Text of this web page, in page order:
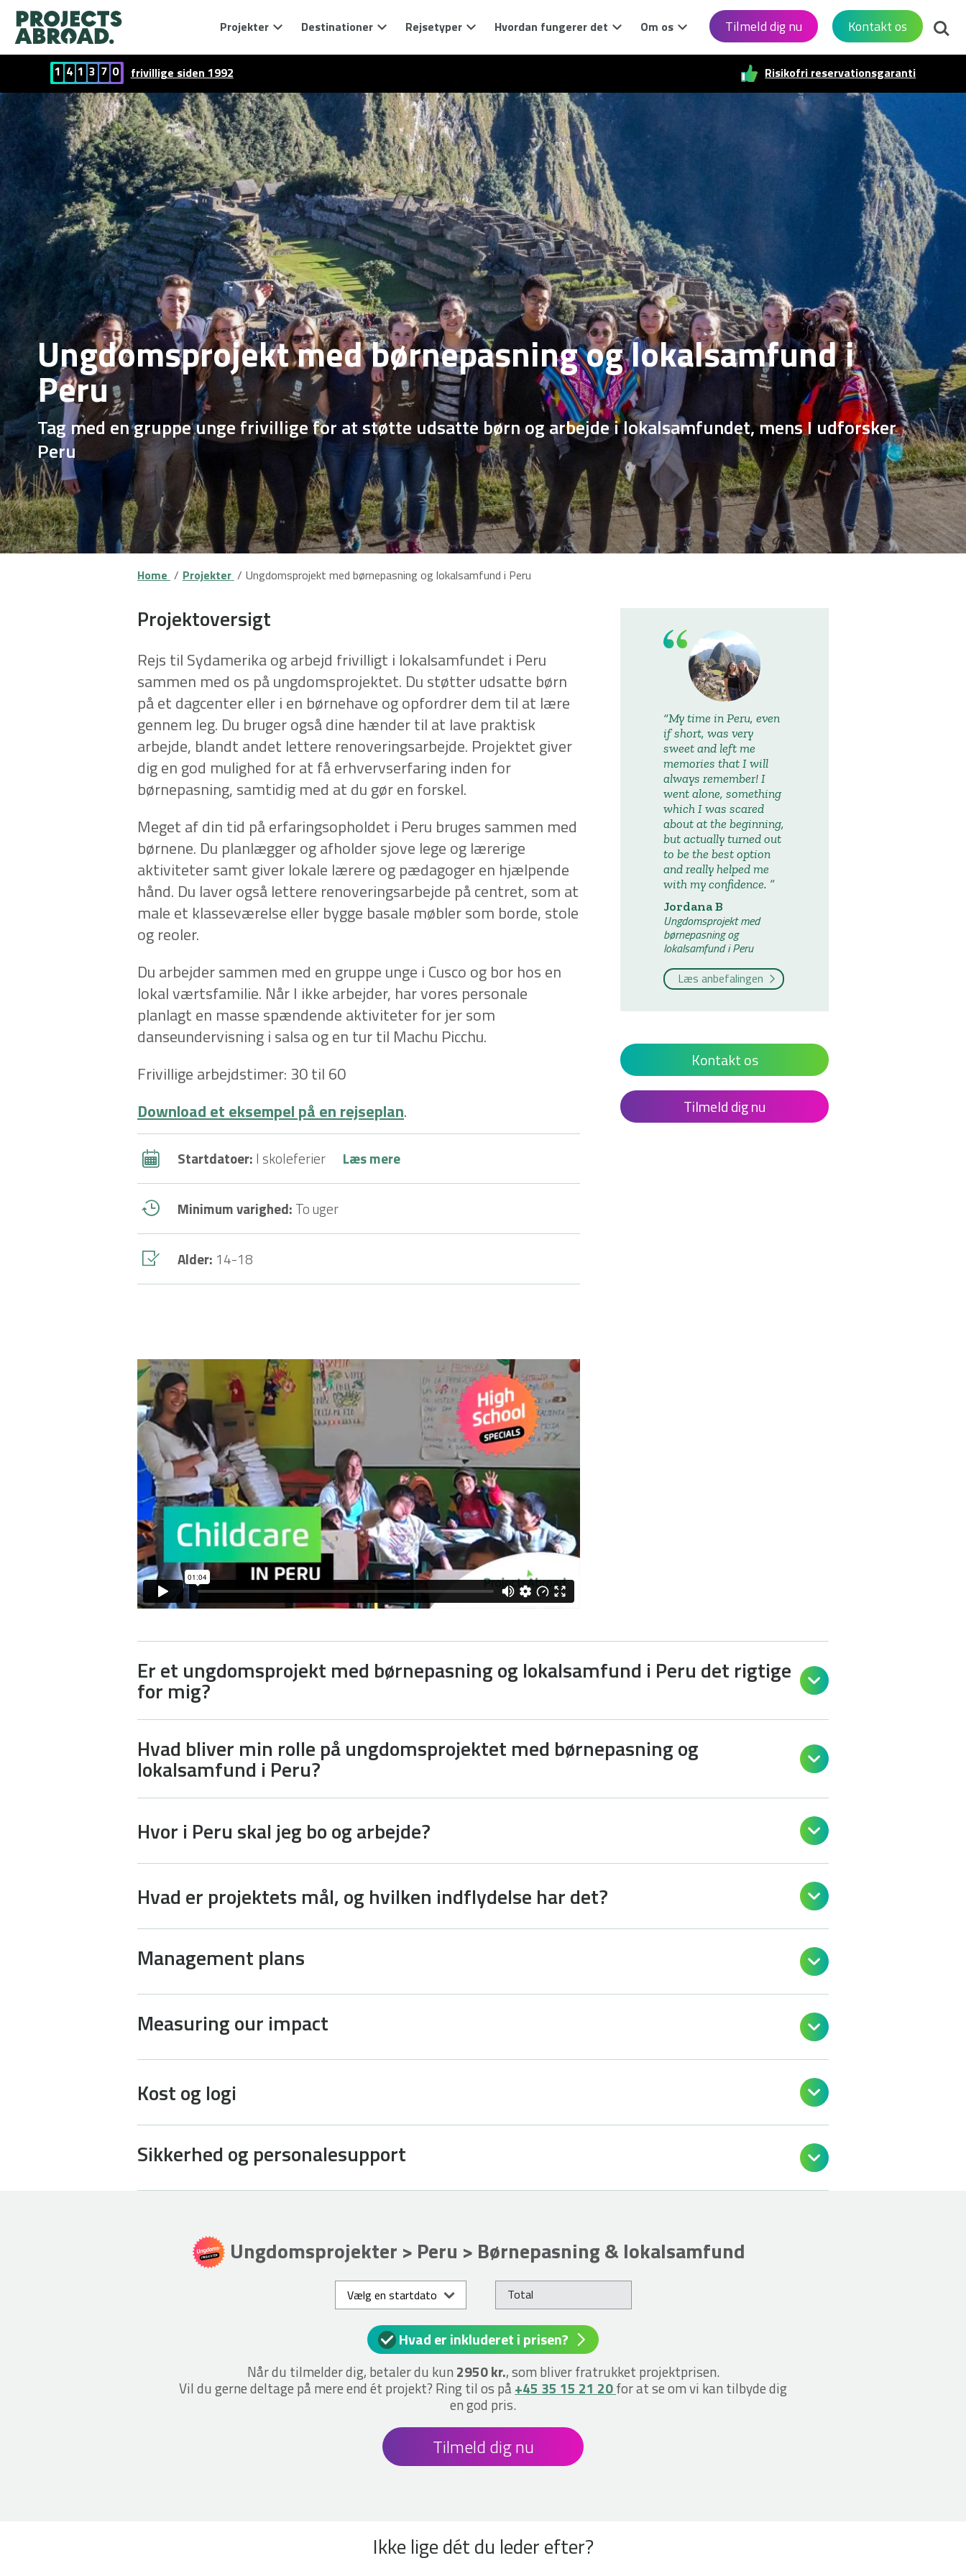
Projekter Destinationer Rejsetyper Hvordan fungerer det Om os Tilmeld dig nu Kontakt os Søg
1 4 1 3 7 0 frivillige siden 1992 Risikofri reservationsgaranti
Ungdomsprojekt med børnepasning og lokalsamfund i
Peru
Tag med en gruppe unge frivillige for at støtte udsatte børn og arbejde i lokalsamfundet, mens I udforsker
Peru
Home Projekter Ungdomsprojekt med børnepasning og lokalsamfund i Peru
Projektoversigt
Rejs til Sydamerika og arbejd frivilligt i lokalsamfundet i Peru
sammen med os på ungdomsprojektet. Du støtter udsatte børn
på et dagcenter eller i en børnehave og opfordrer dem til at lære
gennem leg. Du bruger også dine hænder til at lave praktisk
arbejde, blandt andet lettere renoveringsarbejde. Projektet giver
dig en god mulighed for at få erhvervserfaring inden for
børnepasning, samtidig med at du gør en forskel.
Meget af din tid på erfaringsopholdet i Peru bruges sammen med
børnene. Du planlægger og afholder sjove lege og lærerige
aktiviteter samt giver lokale lærere og pædagoger en hjælpende
hånd. Du laver også lettere renoveringsarbejde på centret, som at
male et klasseværelse eller bygge basale møbler som borde, stole
og reoler.
Du arbejder sammen med en gruppe unge i Cusco og bor hos en
lokal værtsfamilie. Når I ikke arbejder, har vores personale
planlagt en masse spændende aktiviteter for jer som
danseundervisning i salsa og en tur til Machu Picchu.
Frivillige arbejdstimer: 30 til 60
Download et eksempel på en rejseplan.
Startdatoer: I skoleferier Læs mere
Minimum varighed: To uger
Alder: 14-18
My time in Peru, even
if short, was very
sweet and left me
memories that I will
always remember! I
went alone, something
which I was scared
about at the beginning,
but actually turned out
to be the best option
and really helped me
with my confidence.
Jordana B
Ungdomsprojekt med
børnepasning og
lokalsamfund i Peru
Læs anbefalingen
Kontakt os
Tilmeld dig nu
Er et ungdomsprojekt med børnepasning og lokalsamfund i Peru det rigtige
for mig? 
Hvad bliver min rolle på ungdomsprojektet med børnepasning og
lokalsamfund i Peru? 
Hvor i Peru skal jeg bo og arbejde? 
Hvad er projektets mål, og hvilken indflydelse har det? 
Management plans 
Measuring our impact 
Kost og logi 
Sikkerhed og personalesupport 
Ungdomsprojekter > Peru > Børnepasning & lokalsamfund
Vælg en startdato Total
Hvad er inkluderet i prisen?
Når du tilmelder dig, betaler du kun 2950 kr., som bliver fratrukket projektprisen.
Vil du gerne deltage på mere end ét projekt? Ring til os på+45 35 15 21 20for at se om vi kan tilbyde dig
en god pris.
Tilmeld dig nu
Ikke lige dét du leder efter?